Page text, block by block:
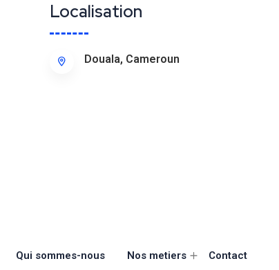
Localisation
Douala, Cameroun
Qui sommes-nous Nos metiers Contact